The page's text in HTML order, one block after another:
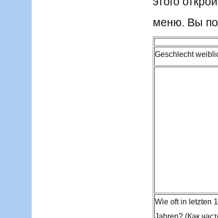
меню. Вы
Geschlecht
Wie oft in letzten
Jahren? (Как